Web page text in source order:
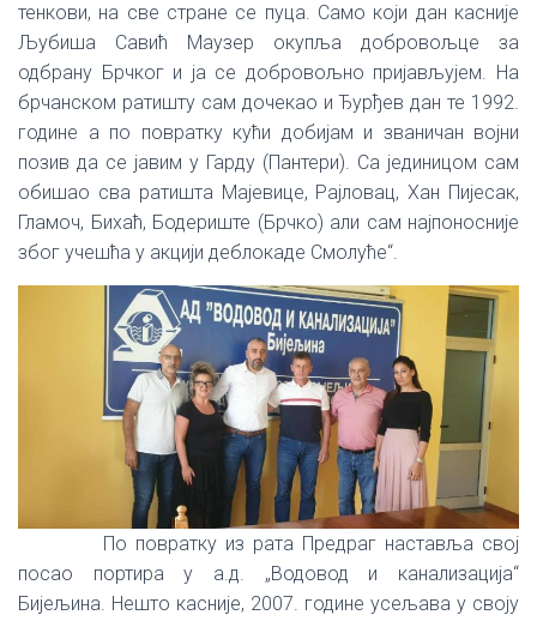
тенкови, на све стране се пуца. Само који дан касније
Љубиша Савић Маузер окупља добровољце за
одбрану Брчког и ја се добровољно пријављујем. На
брчанском ратишту сам дочекао и Ђурђев дан те 1992.
године а по повратку кући добијам и званичан војни
позив да се јавим у Гарду (Пантери). Са јединицом сам
обишао сва ратишта Мајевице, Рајловац, Хан Пијесак,
Гламоч, Бихаћ, Бодериште (Брчко) али сам најпоносније
због учешћа у акцији деблокаде Смолуће“.
По повратку из рата Предраг наставља свој
посао портира у а.д. „Водовод и канализација“
Бијељина. Нешто касније, 2007. године усељава у своју